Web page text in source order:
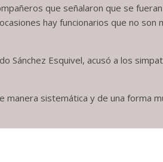
que señalaron que se
hay funcionarios que no
Sánchez Esquivel, acusó a los
sistemática y de una forma